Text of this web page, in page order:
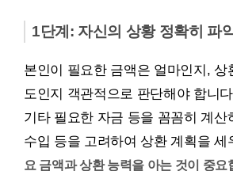
1단계: 자신의 상황 정확히 파
본인이 필요한 금액은 얼마인지, 상
도인지 객관적으로 판단해야 합니
기타 필요한 자금 등을 꼼꼼히 계산
수입 등을 고려하여 상환 계획을 세
요 금액과 상환 능력을 아는 것이 중요